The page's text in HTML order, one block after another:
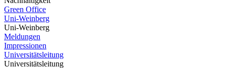
Green Office
Uni-Weinberg
Uni-Weinberg
Meldungen
Impressionen
Universitätsleitung
Universitätsleitung